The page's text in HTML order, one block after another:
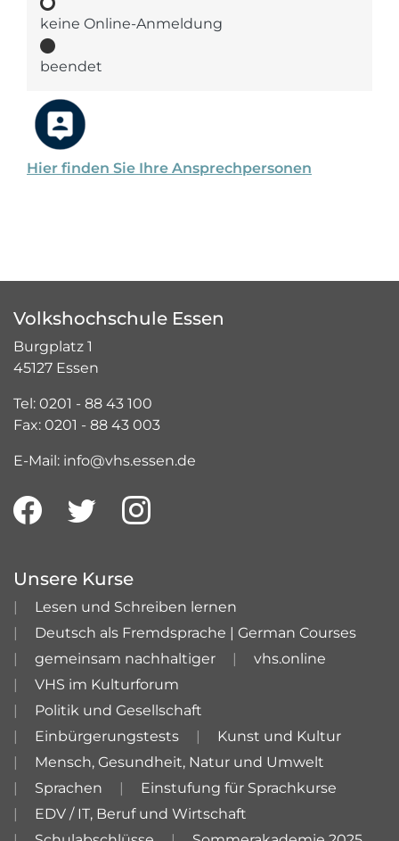
Hier finden Sie Ihre Ansprechpersonen
keine Online-Anmeldung
beendet
Volkshochschule Essen
Burgplatz 1
45127 Essen
Tel: 0201 - 88 43 100
Fax: 0201 - 88 43 003
E-Mail: info@vhs.essen.de
Unsere Kurse
Lesen und Schreiben lernen
Deutsch als Fremdsprache | German Courses
gemeinsam nachhaltiger
vhs.online
VHS im Kulturforum
Politik und Gesellschaft
Einbürgerungstests
Kunst und Kultur
Mensch, Gesundheit, Natur und Umwelt
Sprachen
Einstufung für Sprachkurse
EDV / IT, Beruf und Wirtschaft